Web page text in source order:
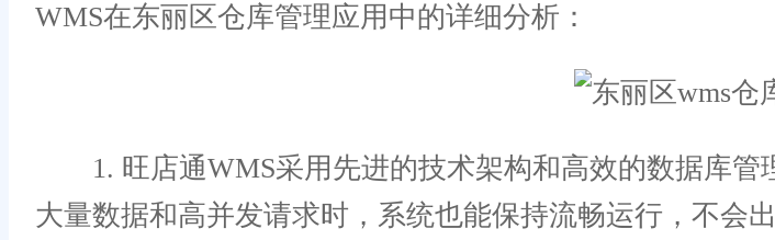
WMS在东丽区仓库管理应用中的详细分析：
1. 旺店通WMS采用先进的技术架构和高效的数据库管
大量数据和高并发请求时，系统也能保持流畅运行，不会